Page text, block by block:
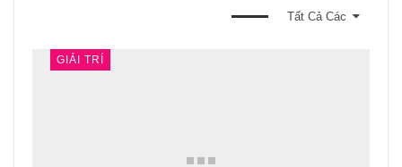
Tất Cả Các
GIẢI TRÍ